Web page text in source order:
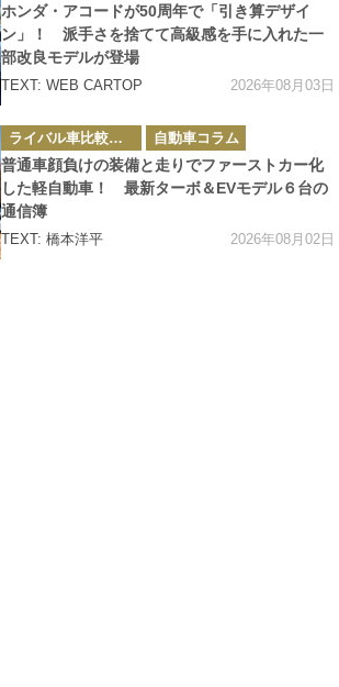
ゴ
リ
ー
ホンダ・アコードが50周年で「引き算デザイ
ン」！ 派手さを捨てて高級感を手に入れた一
部改良モデルが登場
TEXT: WEB CARTOP 2026年08月03日
カ
テ
ゴ
リ
ー
ライバル車比較テスト 自動車コラム
普通車顔負けの装備と走りでファーストカー化
した軽自動車！ 最新ターボ＆EVモデル６台の
通信簿
TEXT: 橋本洋平 2026年08月02日